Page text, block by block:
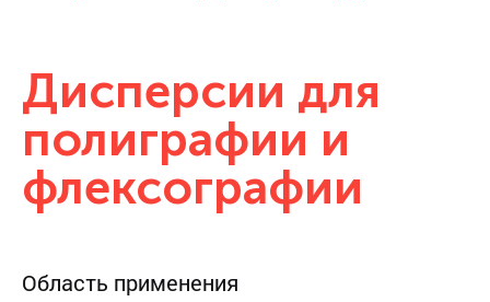
Дисперсии для
полиграфии и
флексографии
Область применения